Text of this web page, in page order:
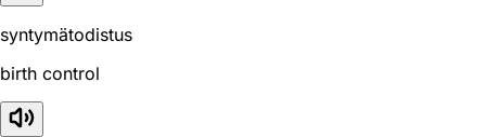
syntymätodistus
birth control